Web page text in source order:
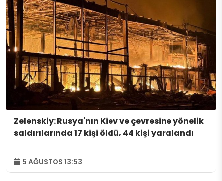
Zelenskiy: Rusya'nın Kiev ve çevresine yönelik
saldırılarında 17 kişi öldü, 44 kişi yaralandı
5 AĞUSTOS 13:53